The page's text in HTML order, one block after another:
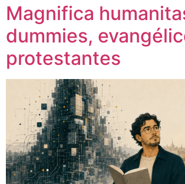
Magnifica
dummies,
protestantes